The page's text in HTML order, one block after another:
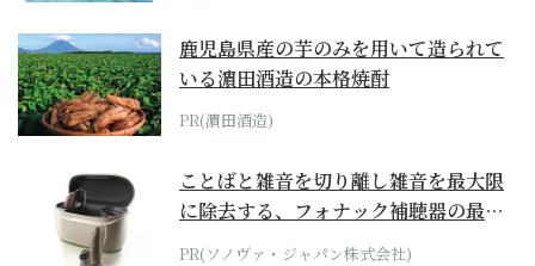
鹿児島県産の芋のみを用いて造られて
いる濵田酒造の本格焼酎
PR(濵田酒造)
ことばと雑音を切り離し雑音を最大限
に除去する、フォナック補聴器の最上
位モデル
PR(ソノヴァ・ジャパン株式会社)